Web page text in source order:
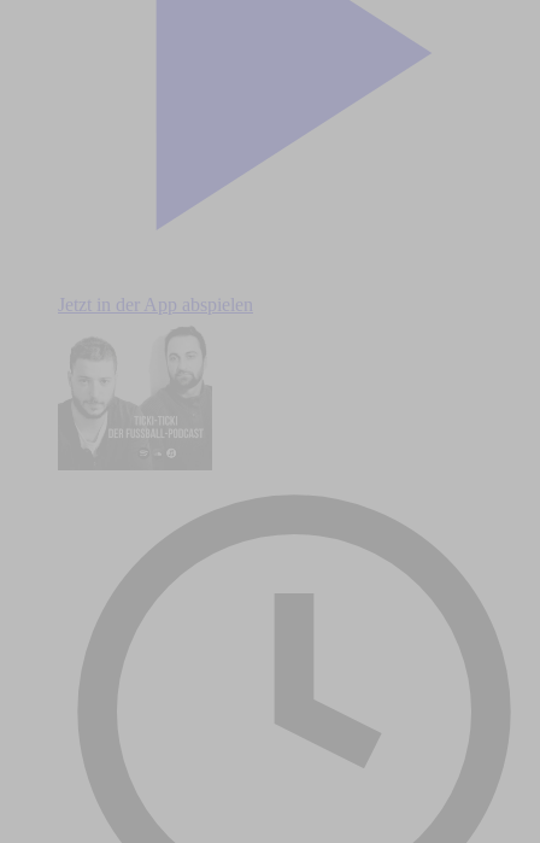
Jetzt in der App abspielen